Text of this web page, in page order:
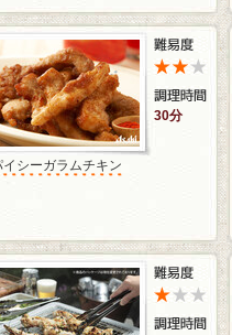
30分
イシーガラムチキン